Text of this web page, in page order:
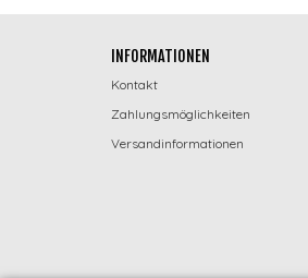
INFORMATIONEN
Kontakt
Zahlungsmöglichkeiten
Versandinformationen